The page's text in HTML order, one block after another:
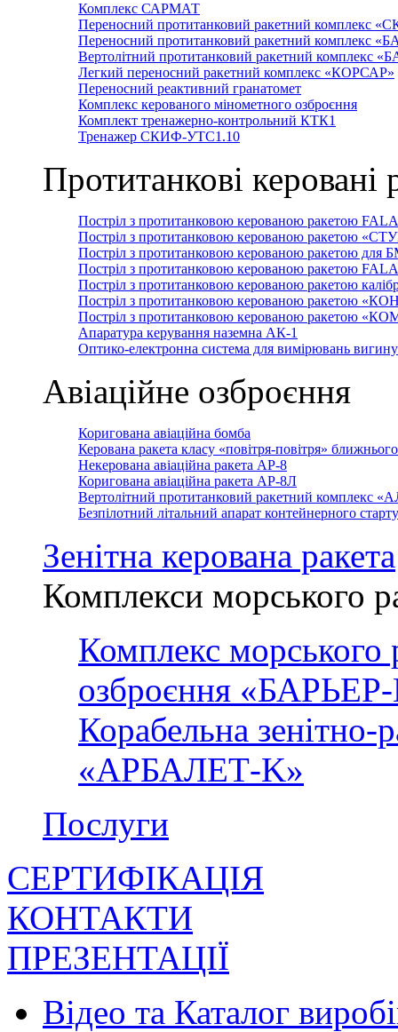
Комплекс САРМАТ
Переносний протитанковий ракетний комплекс
Переносний протитанковий ракетний комплекс
Вертолітний протитанковий ракетний комплекс
Легкий переносний ракетний комплекс «КОРСАР»
Переносний реактивний гранатомет
Комплекс керованого мінометного озброєння
Комплект тренажерно-контрольний КТК1
Тренажер СКИФ-УТС1.10
Протитанкові керовані
Постріл з протитанковою керованою ракетою
Постріл з протитанковою керованою ракетою
Постріл з протитанковою керованою ракетою для
Постріл з протитанковою керованою ракетою
Постріл з протитанковою керованою ракетою
Постріл з протитанковою керованою ракетою
Постріл з протитанковою керованою ракетою
Апаратура керування наземна АК-1
Оптико-електронна система для вимірювань
Авіаційне озброєння
Коригована авіаційна бомба
Керована ракета класу «повітря-повітря»
Некерована авіаційна ракета АР-8
Коригована авіаційна ракета АР-8Л
Вертолітний протитанковий ракетний комплекс
Безпілотний літальний апарат контейнерного
Зенітна керована ракета
Комплекси морського
Комплекс морського
озброєння
Корабельна зенітно-
«АРБАЛЕТ-K»
Послуги
СЕРТИФІКАЦІЯ
КОНТАКТИ
ПРЕЗЕНТАЦІЇ
Відео та Каталог